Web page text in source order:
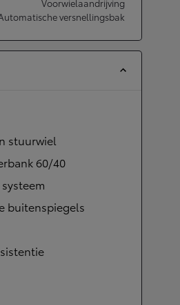
Voorwielaandrijving
versnellingsbak
stuurwiel
60/40
buitenspiegels